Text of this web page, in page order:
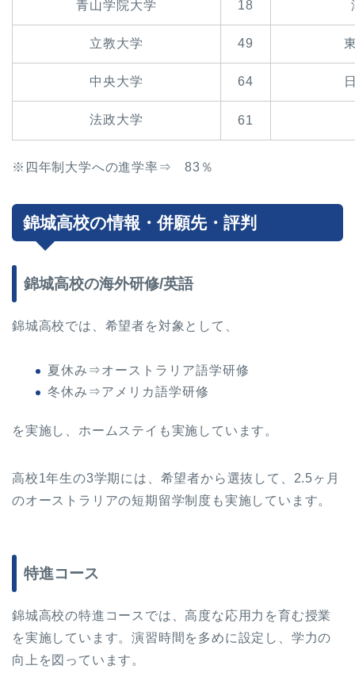
青山学院大学 18
立教大学 49
中央大学 64
法政大学 61
※四年制大学への進学率⇒ 83％
錦城高校の情報・併願先・評判
錦城高校の海外研修/英語
錦城高校では、希望者を対象として、
夏休み⇒オーストラリア語学研修
冬休み⇒アメリカ語学研修
を実施し、ホームステイも実施しています。
高校1年生の3学期には、希望者から選抜して、2.5ヶ月
のオーストラリアの短期留学制度も実施しています。
特進コース
錦城高校の特進コースでは、高度な応用力を育む授業
を実施しています。演習時間を多めに設定し、学力の
向上を図っています。